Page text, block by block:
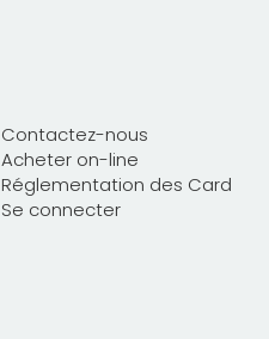
Contactez-nous
Acheter on-line
Réglementation des Card
Se connecter